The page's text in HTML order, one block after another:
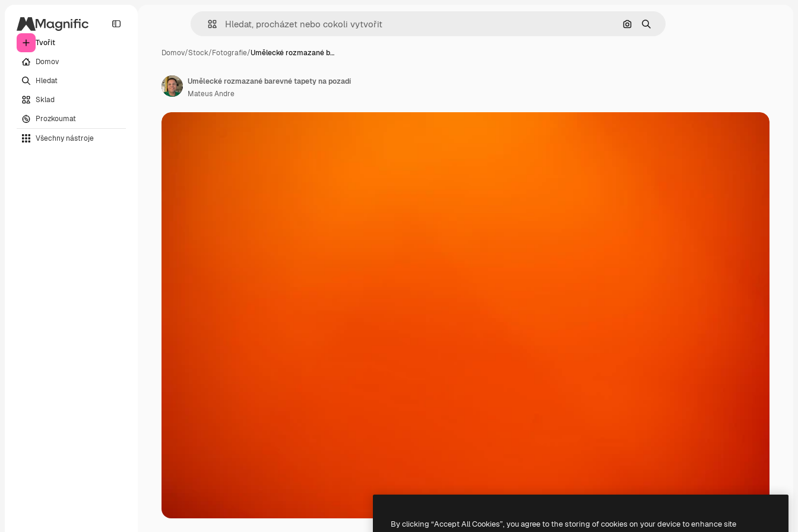
Tvořit
Domov
Hledat
Sklad
Prozkoumat
Všechny nástroje
Hledat podle obrázku
Hledat
Domov/Stock/Fotografie/Umělecké rozmazané b…
Umělecké rozmazané barevné tapety na pozadí
Mateus Andre
By clicking “Accept All Cookies”, you agree to the storing of cookies on your device to enhance site